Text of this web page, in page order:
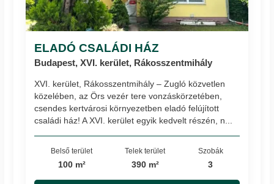
ELADÓ CSALÁDI HÁZ
Budapest, XVI. kerület, Rákosszentmihály
XVI. kerület, Rákosszentmihály – Zugló közvetlen
közelében, az Örs vezér tere vonzáskörzetében,
csendes kertvárosi környezetben eladó felújított
családi ház! A XVI. kerület egyik kedvelt részén, n...
Belső terület
100 m²
Telek terület
390 m²
Szobák
3